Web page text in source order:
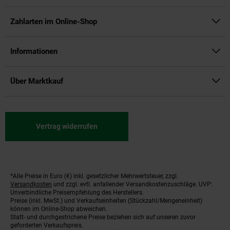
Zahlarten im Online-Shop
Informationen
Über Marktkauf
Vertrag widerrufen
Fußnoten
*Alle Preise in Euro (€) inkl. gesetzlicher Mehrwertsteuer, zzgl.
Versandkosten und zzgl. evtl. anfallender Versandkostenzuschläge. UVP:
Unverbindliche Preisempfehlung des Herstellers.
Preise (inkl. MwSt.) und Verkaufseinheiten (Stückzahl/Mengeneinheit)
können im Online-Shop abweichen.
Statt- und durchgestrichene Preise beziehen sich auf unseren zuvor
geforderten Verkaufspreis.